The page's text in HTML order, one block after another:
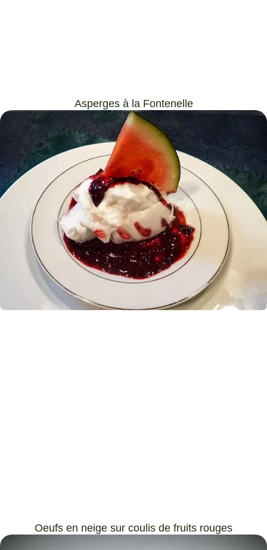
Asperges à la Fontenelle
Oeufs en neige sur coulis de fruits rouges